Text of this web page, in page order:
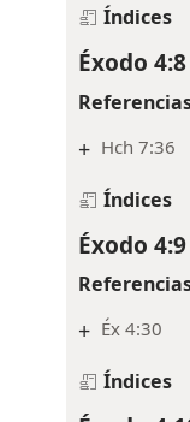
Índices
Éxodo 4:8
+ Hch 7:36
Índices
Éxodo 4:9
+ Éx 4:30
Índices